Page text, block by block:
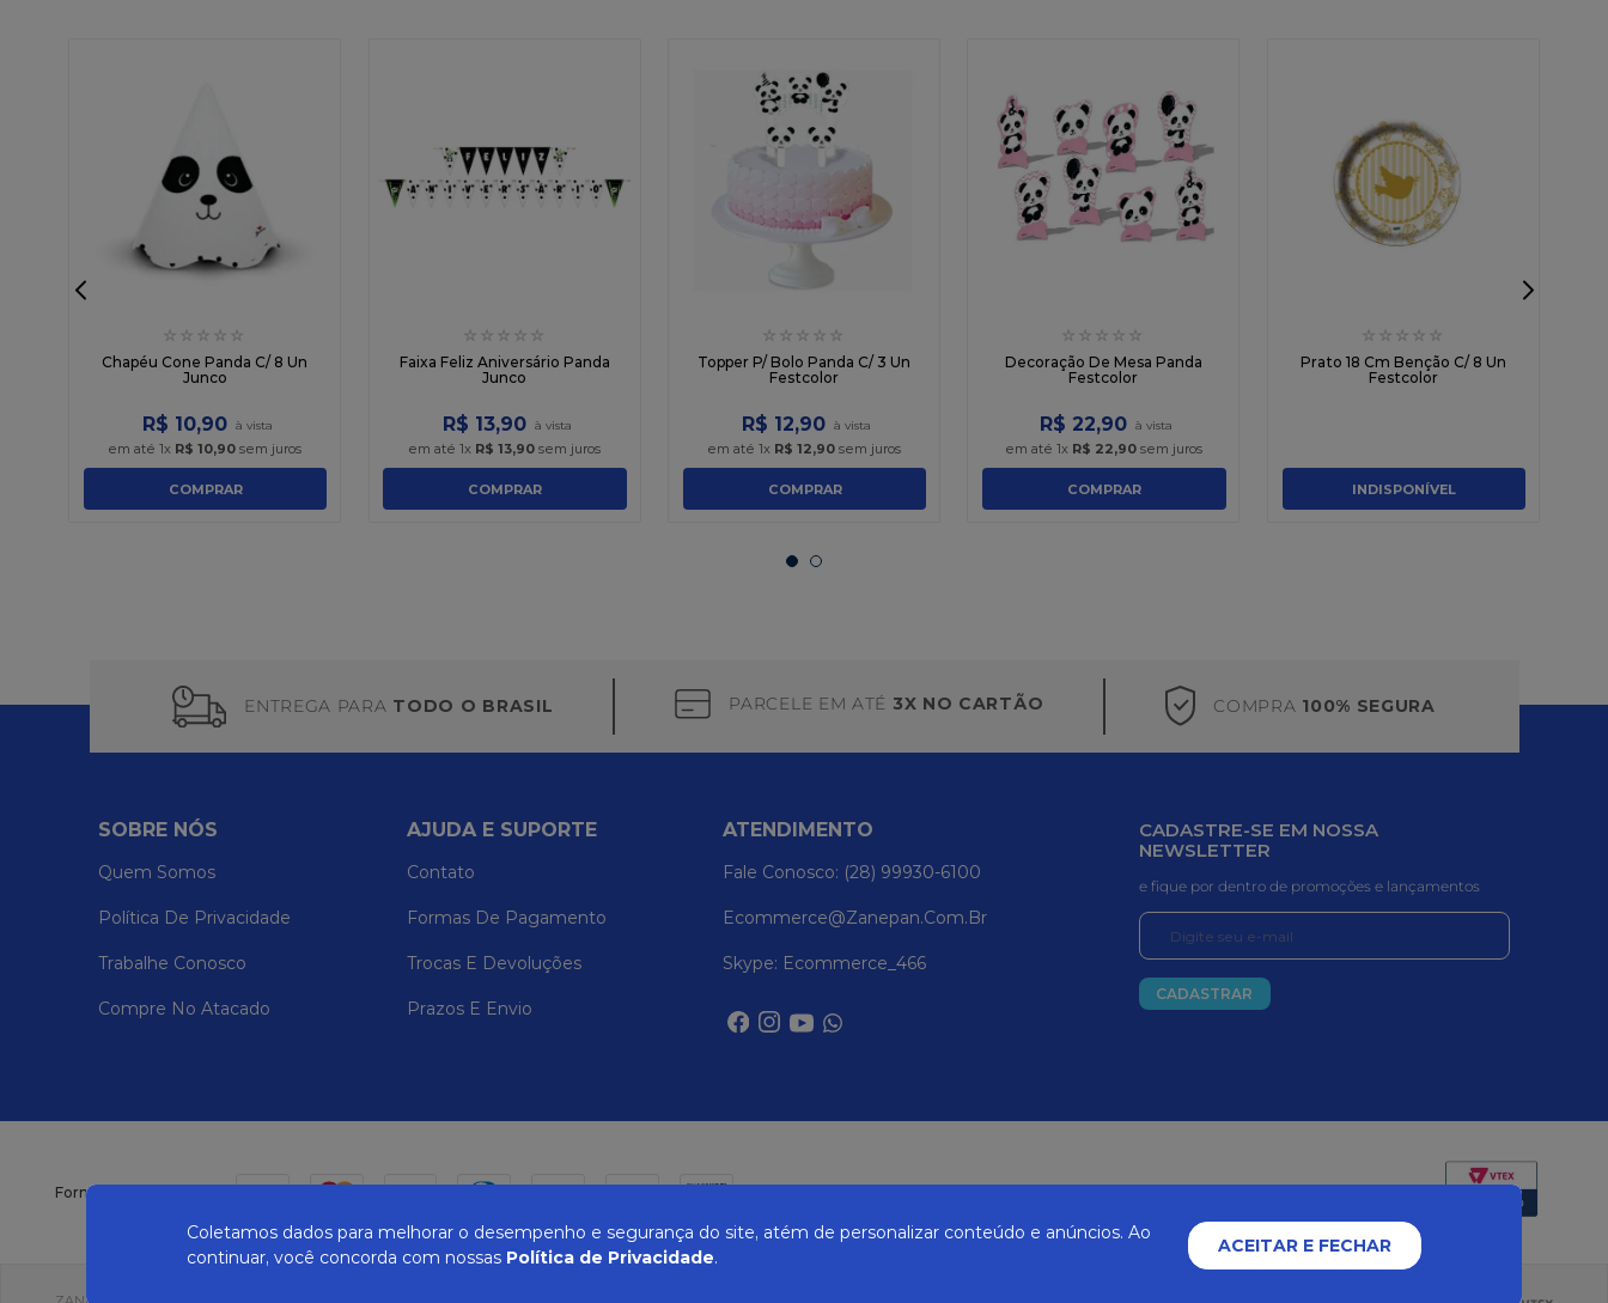
☆ ☆ ☆ ☆ ☆
Chapéu Cone Panda C/ 8 Un
Junco
R$ 10,90
em até1x R$ 10,90 sem juros
COMPRAR
☆ ☆ ☆ ☆ ☆
Faixa Feliz Aniversário Panda
Junco
R$ 13,90
em até1x R$ 13,90 sem juros
COMPRAR
☆ ☆ ☆ ☆ ☆
Topper P/ Bolo Panda C/ 3 Un
Festcolor
R$ 12,90
em até 1x R$ 12,90sem juros
COMPRAR
☆ ☆ ☆ ☆ ☆
Decoração De Mesa Panda
Festcolor
R$ 22,90
em até 1x R$ 22,90sem juros
COMPRAR
☆ ☆ ☆ ☆ ☆
Prato 18 Cm Benção C/ 8 Un
Festcolor
INDISPONÍVEL
ENTREGA PARA TODO O BRASIL PARCELE EM ATÉ 3X NO CARTÃO COMPRA 100% SEGURA
SOBRE NÓS
Quem Somos
Política De Privacidade
Trabalhe Conosco
Compre No Atacado
AJUDA E SUPORTE
Contato
Formas De Pagamento
Trocas E Devoluções
Prazos E Envio
ATENDIMENTO
Fale Conosco: (28) 99930-6100
Ecommerce@zanepan.com.br
Skype: Ecommerce_466
CADASTRE-SE EM NOSSA
NEWSLETTER
e fique por dentro de promoções e lançamentos
CADASTRAR
Formas de pagamento
Coletamos dados para melhorar o desempenho e segurança do site, atém de personalizar conteúdo e anúncios. Ao
continuar, você concorda com nossas Política de Privacidade.
ACEITAR E FECHAR